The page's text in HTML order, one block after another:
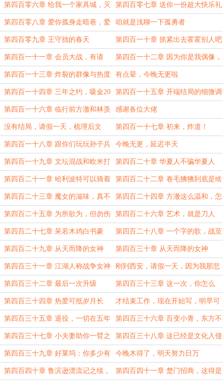
项目 了拳头
第四百零六章 给我一个家具城，灭
霸来了都不行
第四百零七章 送你一份超大快乐礼
包！（新年快乐！）
第四百零八章 爱你孤身走暗巷，爱
你不跪的模样
咱就是浅聊一下孤勇者
第四百零九章 王守拙的春天 第四百一十章 抓紧出去霍霍别人吧
第四百一十一章 会员大战，有请
《开端》
第四百一十二章 因为你是我偶像，
所以打的就是你！
第四百一十三章 炸裂的群像与热度 有点晕，今晚无更啦
第四百一十四章 三年之约，吸金20
亿
第四百一十五章 开端结局的细微调
整
第四百一十六章 临行前方澈和林羡
的对话
感谢各位大佬
没有结局，请假一天，梳理后文 第四百一十七章 初来，炸道！
第四百一十八章 跟你们玩玩孙子兵
法
今晚无更，延迟半天
第四百一十九章 文坛混战和欧米打
法
第四百二十章 华夏人不骗华夏人
第四百二十一章 哈利波特可以骑着
他的扫帚飞
第四百二十二章 卷毛狒狒到底是啥
呀？
第四百二十三章 魔女的滋味，真不
错
第四百二十四章 方澈这么温和，怎
么可能刀人呢？
第四百二十五章 为所欲为，但勿伤
害
第四百二十六章 艺术，就是刀人
第四百二十七章 呆若木鸡白书豪 第四百二十八章 一个字的歌，战至
终章
第四百二十九章 从天而降的女神 第四百三十章 从天而降的女神
（续）
第四百三十一章 江湖人称战争女神 刚到西安，请假一天，因为我那悲
惨的屋子
第四百三十二章 最后一次升级
（9.5k，求订阅）
第四百三十三章 这一次，你怎么
选？（很快下一章）
第四百三十四章 热爱可抵岁月长 才结束工作，现在开始写，明早可
看
第四百三十五章 退役，一切在五年
前就写好了答案
第四百三十六章 百变小青，东方不
败？
第四百三十七章 小夫妻助你一臂之
力！
第四百三十八章 这已经是文化入侵
了！
第四百三十九章 好莱坞：你多少有
点瞧不起我！
今晚木得了，明天努力日万
第四百四十章 鲁滨逊漂流记之续， 第四百四十一章 楚门招商，这得是